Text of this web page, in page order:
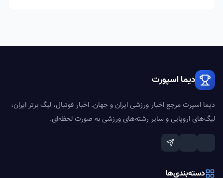
دیما اسپورت
دیما اسپرت مرجع اخبار ورزشی ایران و جهان. اخبار فوتبال، لیگ برتر ایران،
لیگ‌های اروپایی و سایر رشته‌های ورزشی به صورت لحظه‌ای.
دسته‌بندی‌ها